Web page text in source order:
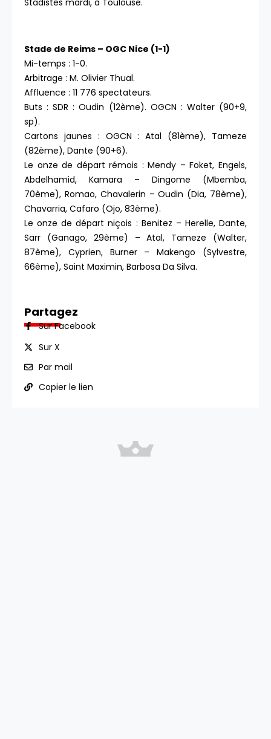
Stade de Reims – OGC Nice (1-1)
Mi-temps : 1-0.
Arbitrage : M. Olivier Thual.
Affluence : 11 776 spectateurs.
Buts : SDR : Oudin (12ème). OGCN : Walter (90+9,
sp).
Cartons jaunes : OGCN : Atal (81ème), Tameze
(82ème), Dante (90+6).
Le onze de départ rémois : Mendy – Foket, Engels,
Abdelhamid, Kamara – Dingome (Mbemba,
70ème), Romao, Chavalerin – Oudin (Dia, 78ème),
Chavarria, Cafaro (Ojo, 83ème).
Le onze de départ niçois : Benitez – Herelle, Dante,
Sarr (Ganago, 29ème) – Atal, Tameze (Walter,
87ème), Cyprien, Burner – Makengo (Sylvestre,
66ème), Saint Maximin, Barbosa Da Silva.
Partagez
Sur Facebook
Sur X
Par mail
Copier le lien